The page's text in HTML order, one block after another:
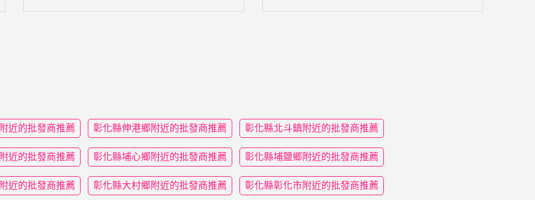
近的批發商推薦 彰化縣伸港鄉附近的批發商推薦 彰化縣北斗鎮附近的批發商推薦
近的批發商推薦 彰化縣埔心鄉附近的批發商推薦 彰化縣埔鹽鄉附近的批發商推薦
近的批發商推薦 彰化縣大村鄉附近的批發商推薦 彰化縣彰化市附近的批發商推薦